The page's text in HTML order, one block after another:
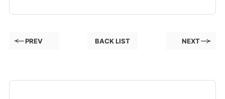
PREV BACK LIST NEXT